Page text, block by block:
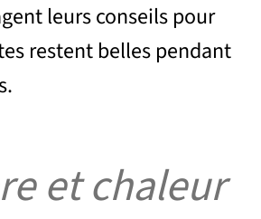
leurs conseils pour
restent belles pendant
et chaleur